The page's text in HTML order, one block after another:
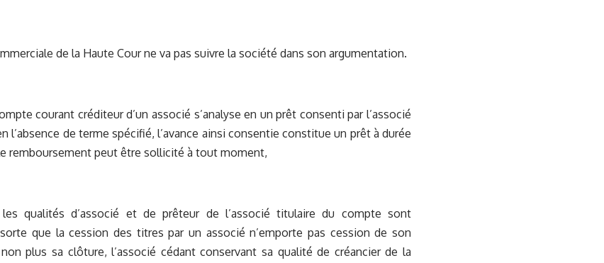
de la Haute Cour ne va pas suivre la société dans son argumentation.
courant créditeur d’un associé s’analyse en un prêt consenti par l’associé
l’absence de terme spécifié, l’avance ainsi consentie constitue un prêt à durée
remboursement peut être sollicité à tout moment,
qualités d’associé et de prêteur de l’associé titulaire du compte sont
que la cession des titres par un associé n’emporte pas cession de son
plus sa clôture, l’associé cédant conservant sa qualité de créancier de la